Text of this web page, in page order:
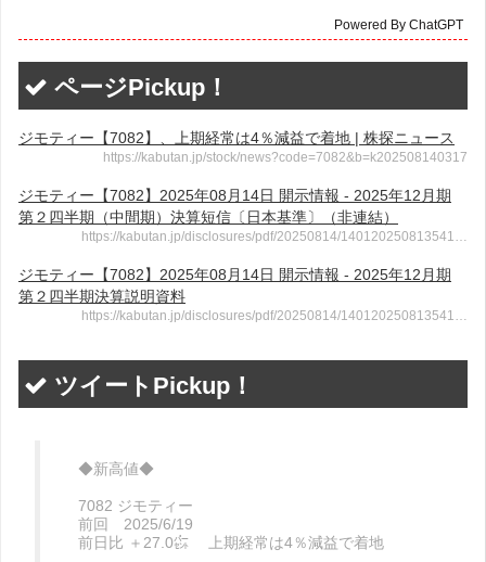
Powered By ChatGPT
ページPickup！
ジモティー【7082】、上期経常は4％減益で着地 | 株探ニュース
https://kabutan.jp/stock/news?code=7082&b=k202508140317
ジモティー【7082】2025年08月14日 開示情報 - 2025年12月期
第２四半期（中間期）決算短信〔日本基準〕（非連結）
https://kabutan.jp/disclosures/pdf/20250814/140120250813541…
ジモティー【7082】2025年08月14日 開示情報 - 2025年12月期
第２四半期決算説明資料
https://kabutan.jp/disclosures/pdf/20250814/140120250813541…
ツイートPickup！
◆新高値◆
7082 ジモティー
前回 2025/6/19
前日比 ＋27.0㌫ 上期経常は4％減益で着地